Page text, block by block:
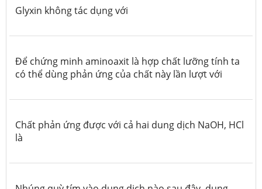
Glyxin không tác dụng với
Để chứng minh aminoaxit là hợp chất lưỡng tính ta
có thể dùng phản ứng của chất này lần lượt với
Chất phản ứng được với cả hai dung dịch NaOH, HCl
là